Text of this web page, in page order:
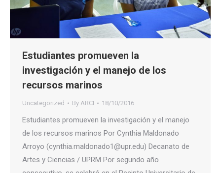
Estudiantes promueven la
investigación y el manejo de los
recursos marinos
Uncategorized By ARCI 18/10/2016
Estudiantes promueven la investigación y el manejo
de los recursos marinos Por Cynthia Maldonado
Arroyo (cynthia.maldonado1@upr.edu) Decanato de
Artes y Ciencias / UPRM Por segundo año